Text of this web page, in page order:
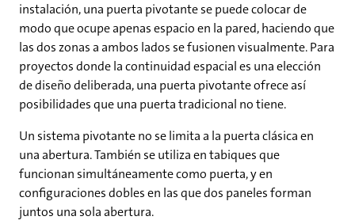
instalación, una puerta pivotante se puede colocar de
modo que ocupe apenas espacio en la pared, haciendo que
las dos zonas a ambos lados se fusionen visualmente. Para
proyectos donde la continuidad espacial es una elección
de diseño deliberada, una puerta pivotante ofrece así
posibilidades que una puerta tradicional no tiene.
Un sistema pivotante no se limita a la puerta clásica en
una abertura. También se utiliza en tabiques que
funcionan simultáneamente como puerta, y en
configuraciones dobles en las que dos paneles forman
juntos una sola abertura.